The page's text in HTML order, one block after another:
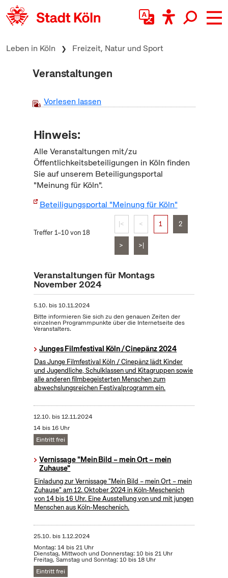
zum Inhalt springen
Leben in Köln Freizeit, Natur und Sport
Veranstaltungen
Vorlesen lassen
Hinweis:
Alle Veranstaltungen mit/zu
Öffentlichkeitsbeteiligungen in Köln finden
Sie auf unserem Beteiligungsportal
"Meinung für Köln".
Beteiligungsportal "Meinung für Köln"
Treffer 1–10 von 18
|< < 1 2
> >|
Veranstaltungen für Montags
November 2024
5.10. bis10.11.2024
Bitte informieren Sie sich zu den genauen Zeiten der
einzelnen Programmpunkte über die Internetseite des
Veranstalters.
Junges Filmfestival Köln / Cinepänz 2024
Das Junge Filmfestival Köln / Cinepänz lädt Kinder
und Jugendliche, Schulklassen und Kitagruppen sowie
alle anderen filmbegeisterten Menschen zum
abwechslungsreichen Festivalprogramm ein.
12.10. bis12.11.2024
14 bis 16 Uhr
Eintritt frei
Vernissage "Mein Bild – mein Ort – mein
Zuhause"
Einladung zur Vernissage "Mein Bild – mein Ort – mein
Zuhause" am 12. Oktober 2024 in Köln-Meschenich
von 14 bis 16 Uhr. Eine Ausstellung von und mit jungen
Menschen aus Köln-Meschenich.
25.10. bis1.12.2024
Montag: 14 bis 21 Uhr
Dienstag, Mittwoch und Donnerstag: 10 bis 21 Uhr
Freitag, Samstag und Sonntag: 10 bis 18 Uhr
Eintritt frei